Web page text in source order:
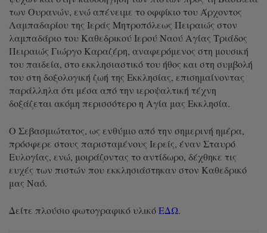
των Ουρανών, ενώ απένειμε το οφφίκιο του Άρχοντος
Λαμπαδαρίου της Ιεράς Μητροπόλεως Πειραιώς στον
λαμπαδάριο του Καθεδρικού Ιερού Ναού Αγίας Τριάδος
Πειραιώς Γιώργο Καραζέρη, αναφερόμενος στη μουσική
του παιδεία, στο εκκλησιαστικό του ήθος και στη συμβολή
του στη δοξολογική ζωή της Εκκλησίας, επισημαίνοντας
παράλληλα ότι μέσα από την ιεροψαλτική τέχνη
δοξάζεται ακόμη περισσότερο η Αγία μας Εκκλησία.
Ο Σεβασμιώτατος, ως ενθύμιο από την σημερινή ημέρα,
πρόσφερε στους παρισταμένους Ιερείς, έναν Σταυρό
Ευλογίας, ενώ, μοιράζοντας το αντίδωρο, δέχθηκε τις
ευχές των πιστών που εκκλησιάστηκαν στον Καθεδρικό
μας Ναό.
Δείτε πλούσιο φωτογραφικό υλικόΕΔΩ.